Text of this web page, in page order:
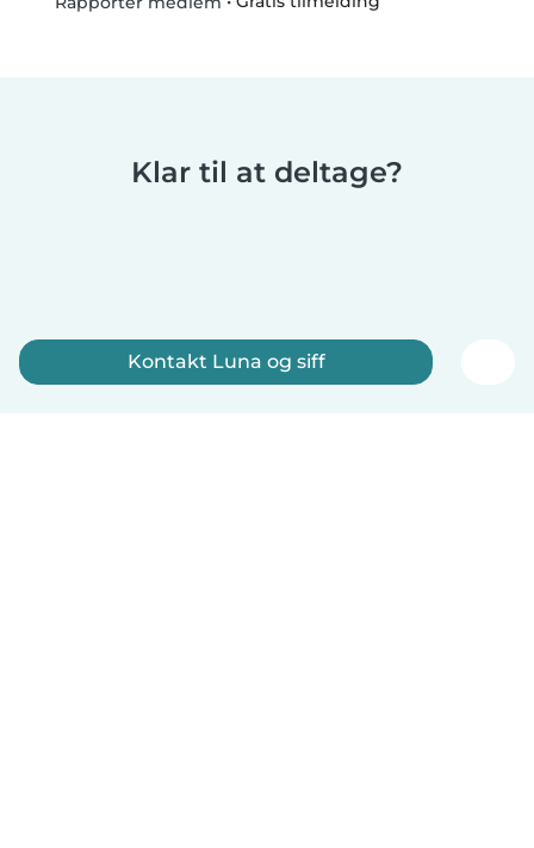
Klar til at deltage?
Kontakt Luna og siff